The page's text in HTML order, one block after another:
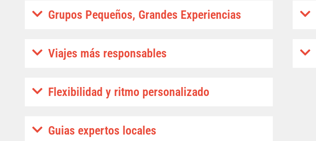
Grupos Pequeños, Grandes Experiencias
Viajes más responsables
Flexibilidad y ritmo personalizado
Guias expertos locales